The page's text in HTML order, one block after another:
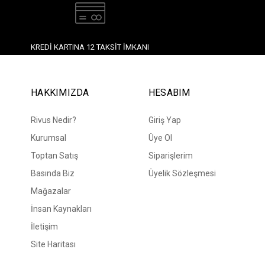
KREDI KARTINA 12 TAKSIT İMKANI
HAKKIMIZDA
Rivus Nedir?
Kurumsal
Toptan Satış
Basında Biz
Mağazalar
İnsan Kaynakları
İletişim
Site Haritası
HESABIM
Giriş Yap
Üye Ol
Siparişlerim
Üyelik Sözleşmesi